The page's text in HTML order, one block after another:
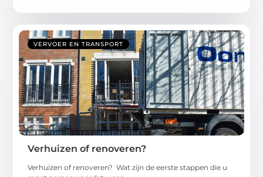
VERVOER EN TRANSPORT
Verhuizen of renoveren?
Verhuizen of renoveren? Wat zijn de eerste stappen die u